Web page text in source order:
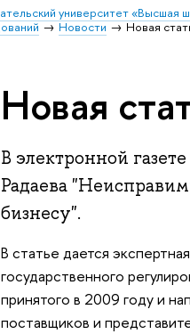
университет «Высшая
Новости Новая
Новая
В электронной
Радаева
бизнесу".
В статье дается
государственного
принятого в 2009 году и
поставщиков и